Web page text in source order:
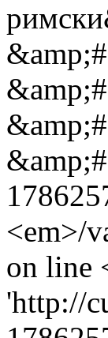
<em>/
on line
'http://